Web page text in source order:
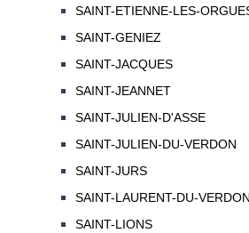
SAINT-ETIENNE-LES-
SAINT-GENIEZ
SAINT-JACQUES
SAINT-JEANNET
SAINT-JULIEN-D'ASSE
SAINT-JULIEN-DU-VERDON
SAINT-JURS
SAINT-LAURENT-DU-VERDON
SAINT-LIONS